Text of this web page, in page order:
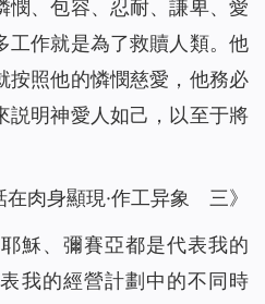
憫、包容、忍耐、謙卑、愛
工作就是為了救贖人類。他
按照他的憐憫慈愛，他務必
説明神愛人如己，以至于將
肉身顯現·作工异象 三》
穌、彌賽亞都是代表我的
我的經營計劃中的不同時